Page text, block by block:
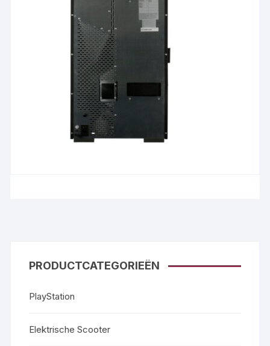
PRODUCTCATEGORIEËN
PlayStation
Elektrische Scooter